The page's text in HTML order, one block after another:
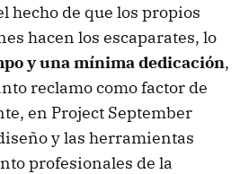
hecho de que los propios
hacen los escaparates, lo
y una mínima dedicación,
reclamo como factor de
en Project September
y las herramientas
profesionales de la